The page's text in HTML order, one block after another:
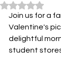
Rated NaN
Join us for a
Valentine's
delightful
student